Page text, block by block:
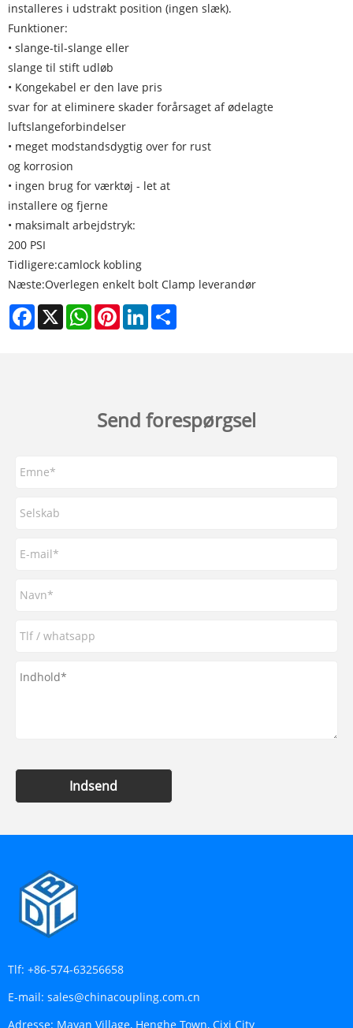
installeres i udstrakt position (ingen slæk).
Funktioner:
• slange-til-slange eller
slange til stift udløb
• Kongekabel er den lave pris
svar for at eliminere skader forårsaget af ødelagte
luftslangeforbindelser
• meget modstandsdygtig over for rust
og korrosion
• ingen brug for værktøj - let at
installere og fjerne
• maksimalt arbejdstryk:
200 PSI
Tidligere:camlock kobling
Næste:Overlegen enkelt bolt Clamp leverandør
Facebook
X WhatsAppPinterestLinkedIn
Send forespørgsel
Indsend
Tlf: +86-574-63256658
E-mail: sales@chinacoupling.com.cn
Adresse: Mayan Village, Henghe Town, Cixi City